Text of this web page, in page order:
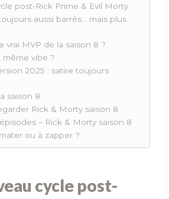
post-Rick Prime & Evil Morty
aussi barrés… mais plus
vrai MVP de la saison 8 ?
même vibe ?
2025 : satire toujours
saison 8
Rick & Morty saison 8
– Rick & Morty saison 8
ou à zapper ?
cycle post-